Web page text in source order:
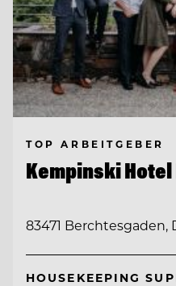
TOP ARBEITGEBER
Kempinski
83471 Berchtesgaden,
HOUSEKEEPING